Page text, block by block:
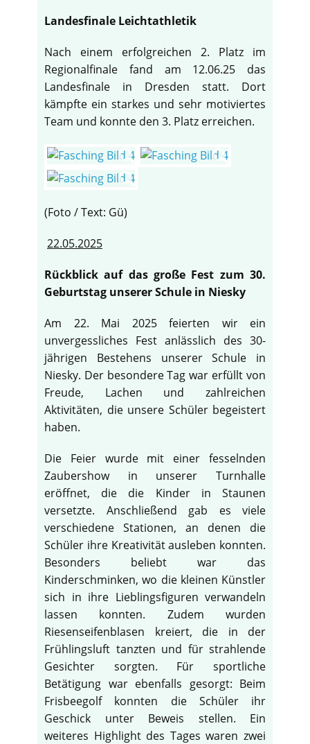
Landesfinale Leichtathletik
Nach einem erfolgreichen 2. Platz im
Regionalfinale fand am 12.06.25 das
Landesfinale in Dresden statt. Dort
kämpfte ein starkes und sehr motiviertes
Team und konnte den 3. Platz erreichen.
(Foto / Text: Gü)
22.05.2025
Rückblick auf das große Fest zum 30.
Geburtstag unserer Schule in Niesky
Am 22. Mai 2025 feierten wir ein
unvergessliches Fest anlässlich des 30-
jährigen Bestehens unserer Schule in
Niesky. Der besondere Tag war erfüllt von
Freude, Lachen und zahlreichen
Aktivitäten, die unsere Schüler begeistert
haben.
Die Feier wurde mit einer fesselnden
Zaubershow in unserer Turnhalle
eröffnet, die die Kinder in Staunen
versetzte. Anschließend gab es viele
verschiedene Stationen, an denen die
Schüler ihre Kreativität ausleben konnten.
Besonders beliebt war das
Kinderschminken, wo die kleinen Künstler
sich in ihre Lieblingsfiguren verwandeln
lassen konnten. Zudem wurden
Riesenseifenblasen kreiert, die in der
Frühlingsluft tanzten und für strahlende
Gesichter sorgten. Für sportliche
Betätigung war ebenfalls gesorgt: Beim
Frisbeegolf konnten die Schüler ihr
Geschick unter Beweis stellen. Ein
weiteres Highlight des Tages waren zwei